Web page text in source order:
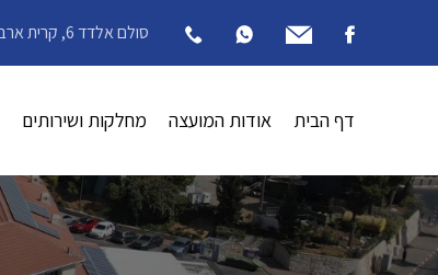
סולם אלדד 6, קרית ארבע
דף הבית אודות המועצה מחלקות ושירותים